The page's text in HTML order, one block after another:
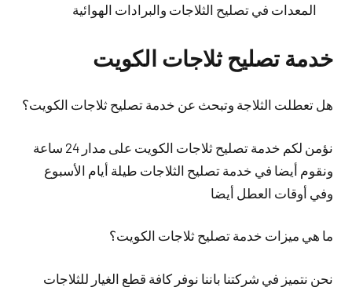
المعدات في تصليح الثلاجات والبرادات الهوائية
خدمة تصليح ثلاجات الكويت
هل تعطلت الثلاجة وتبحث عن خدمة تصليح ثلاجات الكويت؟
نؤمن لكم خدمة تصليح ثلاجات الكويت على مدار 24 ساعة
ونقوم أيضا في خدمة تصليح الثلاجات طيلة أيام الأسبوع
وفي أوقات العطل أيضا
ما هي ميزات خدمة تصليح ثلاجات الكويت؟
نحن نتميز في شركتنا باننا نوفر كافة قطع الغيار للثلاجات